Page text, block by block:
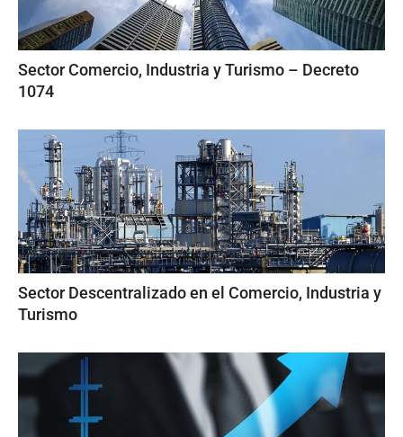
Sector Comercio, Industria y Turismo – Decreto
1074
Sector Descentralizado en el Comercio, Industria y
Turismo